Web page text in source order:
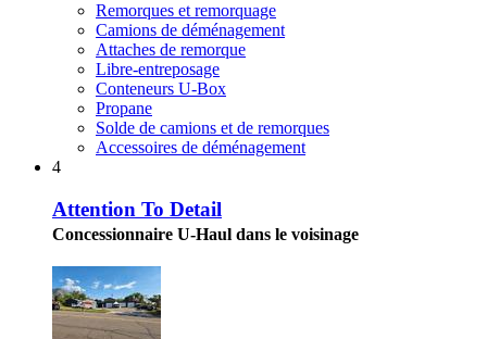
Remorques et remorquage
Camions de déménagement
Attaches de remorque
Libre-entreposage
Conteneurs U-Box
Propane
Solde de camions et de remorques
Accessoires de déménagement
4
Attention To Detail
Concessionnaire U-Haul dans le voisinage